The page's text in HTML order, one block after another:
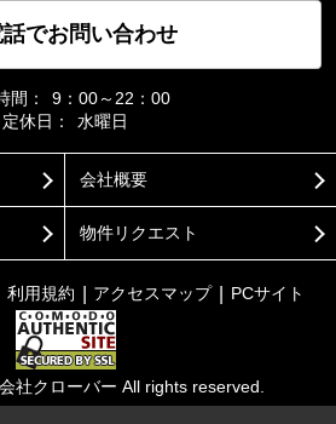
話でお問い合わせ
間：
9：00～22：00
定休日：
水曜日
会社概要
物件リクエスト
利用規約 アクセスマップ PCサイト
社クローバー All rights reserved.